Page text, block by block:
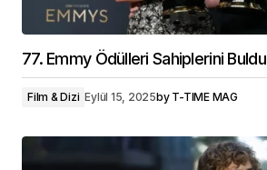
77. Emmy Ödülleri Sahiplerini Buldu
Film & Dizi Eylül 15, 2025by T-TIME MAG